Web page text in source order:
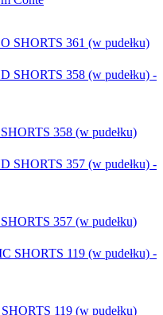
SHORTS 361 (w pudełku)
358 (w pudełku)
357 (w pudełku)
119 (w pudełku)